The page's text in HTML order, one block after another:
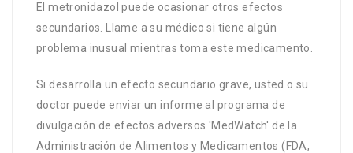
El metronidazol puede ocasionar otros efectos
secundarios. Llame a su médico si tiene algún
problema inusual mientras toma este medicamento.
Si desarrolla un efecto secundario grave, usted o su
doctor puede enviar un informe al programa de
divulgación de efectos adversos 'MedWatch' de la
Administración de Alimentos y Medicamentos (FDA,